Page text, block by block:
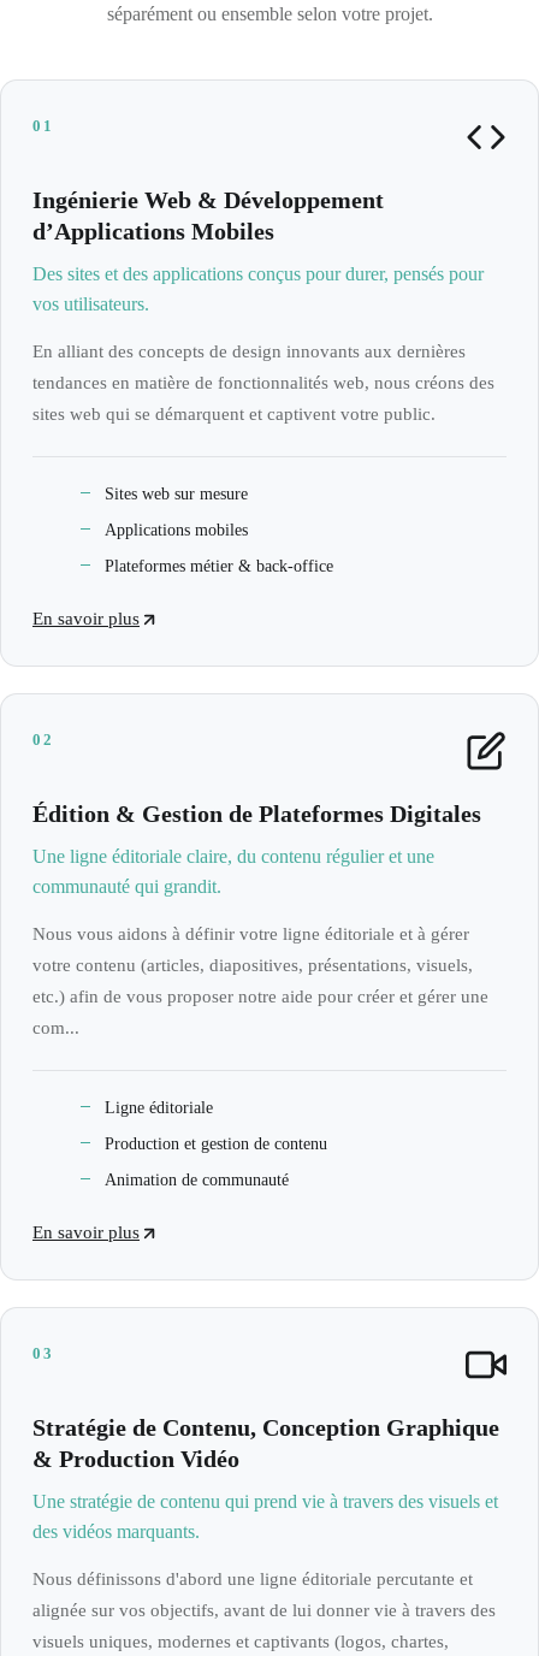
séparément ou ensemble selon votre projet.
01
Ingénierie Web & Développement
d’Applications Mobiles
Des sites et des applications conçus pour durer, pensés pour
vos utilisateurs.
En alliant des concepts de design innovants aux dernières
tendances en matière de fonctionnalités web, nous créons des
sites web qui se démarquent et captivent votre public.
Sites web sur mesure
Applications mobiles
Plateformes métier & back-office
En savoir plus
02
Édition & Gestion de Plateformes Digitales
Une ligne éditoriale claire, du contenu régulier et une
communauté qui grandit.
Nous vous aidons à définir votre ligne éditoriale et à gérer
votre contenu (articles, diapositives, présentations, visuels,
etc.) afin de vous proposer notre aide pour créer et gérer une
com...
Ligne éditoriale
Production et gestion de contenu
Animation de communauté
En savoir plus
03
Stratégie de Contenu, Conception Graphique
& Production Vidéo
Une stratégie de contenu qui prend vie à travers des visuels et
des vidéos marquants.
Nous définissons d'abord une ligne éditoriale percutante et
alignée sur vos objectifs, avant de lui donner vie à travers des
visuels uniques, modernes et captivants (logos, chartes,